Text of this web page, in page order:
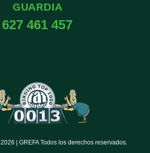
GUARDIA
627 461 457
2026 | GREFA Todos los derechos reservados.